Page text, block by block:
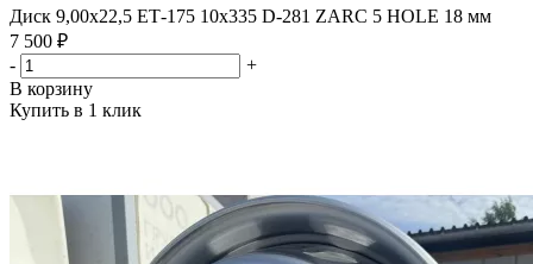
Диск 9,00х22,5 ЕТ-175 10х335 D-281 ZARC 5 HOLE 18 мм
7 500 ₽
-
+
В корзину
Купить в 1 клик